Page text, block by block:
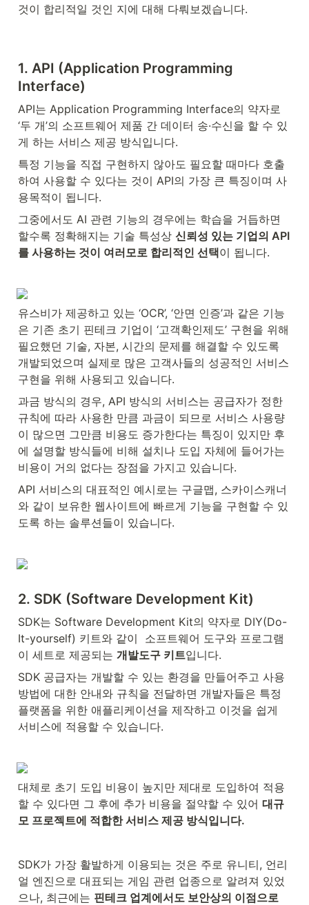
것이 합리적일 것인 지에 대해 다뤄보겠습니다.
1. API (Application Programming
Interface)
API는 Application Programming Interface의 약자로
‘두 개’의 소프트웨어 제품 간 데이터 송·수신을 할 수 있
게 하는 서비스 제공 방식입니다.
특정 기능을 직접 구현하지 않아도 필요할 때마다 호출
하여 사용할 수 있다는 것이 API의 가장 큰 특징이며 사
용목적이 됩니다.
그중에서도 AI 관련 기능의 경우에는 학습을 거듭하면
할수록 정확해지는 기술 특성상 신뢰성 있는 기업의 API
를 사용하는 것이 여러모로 합리적인 선택이 됩니다.
유스비가 제공하고 있는 ‘OCR’, ‘안면 인증’과 같은 기능
은 기존 초기 핀테크 기업이 ‘고객확인제도’ 구현을 위해
필요했던 기술, 자본, 시간의 문제를 해결할 수 있도록
개발되었으며 실제로 많은 고객사들의 성공적인 서비스
구현을 위해 사용되고 있습니다.
과금 방식의 경우, API 방식의 서비스는 공급자가 정한
규칙에 따라 사용한 만큼 과금이 되므로 서비스 사용량
이 많으면 그만큼 비용도 증가한다는 특징이 있지만 후
에 설명할 방식들에 비해 설치나 도입 자체에 들어가는
비용이 거의 없다는 장점을 가지고 있습니다.
API 서비스의 대표적인 예시로는 구글맵, 스카이스캐너
와 같이 보유한 웹사이트에 빠르게 기능을 구현할 수 있
도록 하는 솔루션들이 있습니다.
2. SDK (Software Development Kit)
SDK는 Software Development Kit의 약자로 DIY(Do-
It-yourself) 키트와 같이  소프트웨어 도구와 프로그램
이 세트로 제공되는 개발도구 키트입니다.
SDK 공급자는 개발할 수 있는 환경을 만들어주고 사용
방법에 대한 안내와 규칙을 전달하면 개발자들은 특정
플랫폼을 위한 애플리케이션을 제작하고 이것을 쉽게
서비스에 적용할 수 있습니다.
대체로 초기 도입 비용이 높지만 제대로 도입하여 적용
할 수 있다면 그 후에 추가 비용을 절약할 수 있어 대규
모 프로젝트에 적합한 서비스 제공 방식입니다.
SDK가 가장 활발하게 이용되는 것은 주로 유니티, 언리
얼 엔진으로 대표되는 게임 관련 업종으로 알려져 있었
으나, 최근에는 핀테크 업계에서도 보안상의 이점으로